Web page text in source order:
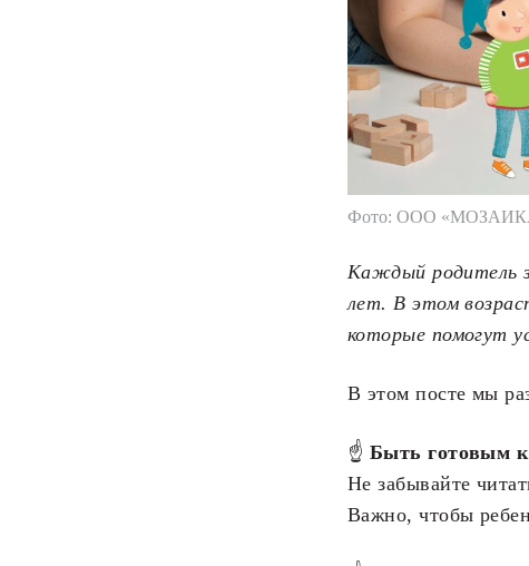
Фото: ООО
Каждый родитель
лет. В этом
которые помогут
В этом посте мы
☝ Быть готовым
Не забывайте
Важно, чтобы